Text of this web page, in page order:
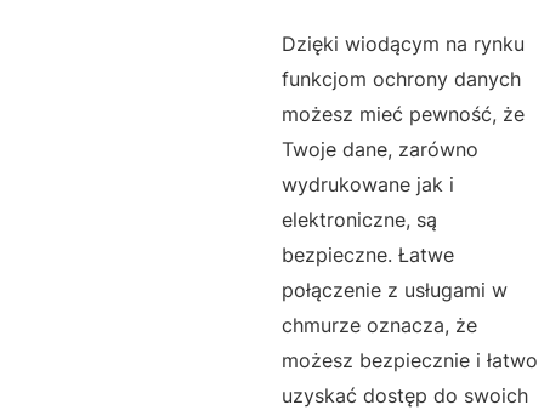
Dzięki wiodącym na rynku
funkcjom ochrony danych
możesz mieć pewność, że
Twoje dane, zarówno
wydrukowane jak i
elektroniczne, są
bezpieczne. Łatwe
połączenie z usługami w
chmurze oznacza, że
możesz bezpiecznie i łatwo
uzyskać dostęp do swoich